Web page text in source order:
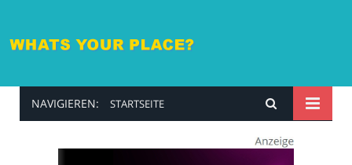
whatsyourplace.de
NAVIGIEREN: STARTSEITE